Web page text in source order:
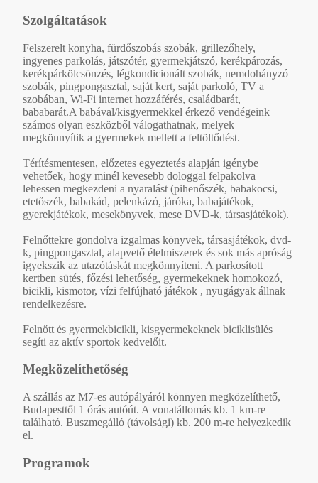
Szolgáltatások
Felszerelt konyha, fürdőszobás szobák, grillezőhely,
ingyenes parkolás, játszótér, gyermekjátszó, kerékpározás,
kerékpárkölcsönzés, légkondicionált szobák, nemdohányzó
szobák, pingpongasztal, saját kert, saját parkoló, TV a
szobában, Wi-Fi internet hozzáférés, családbarát,
bababarát.A babával/kisgyermekkel érkező vendégeink
számos olyan eszközből válogathatnak, melyek
megkönnyítik a gyermekek mellett a feltöltődést.
Térítésmentesen, előzetes egyeztetés alapján igénybe
vehetőek, hogy minél kevesebb dologgal felpakolva
lehessen megkezdeni a nyaralást (pihenőszék, babakocsi,
etetőszék, babakád, pelenkázó, járóka, babajátékok,
gyerekjátékok, mesekönyvek, mese DVD-k, társasjátékok).
Felnőttekre gondolva izgalmas könyvek, társasjátékok, dvd-
k, pingpongasztal, alapvető élelmiszerek és sok más apróság
igyekszik az utazótáskát megkönnyíteni. A parkosított
kertben sütés, főzési lehetőség, gyermekeknek homokozó,
bicikli, kismotor, vízi felfújható játékok , nyugágyak állnak
rendelkezésre.
Felnőtt és gyermekbicikli, kisgyermekeknek biciklisülés
segíti az aktív sportok kedvelőit.
Megközelíthetőség
A szállás az M7-es autópályáról könnyen megközelíthető,
Budapesttől 1 órás autóút. A vonatállomás kb. 1 km-re
található. Buszmegálló (távolsági) kb. 200 m-re helyezkedik
el.
Programok